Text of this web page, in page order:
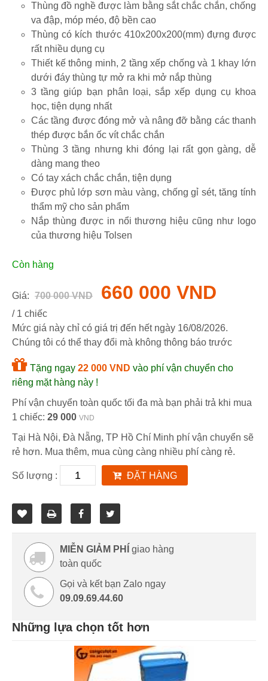
Thùng đồ nghề được làm bằng sắt chắc chắn, chống
va đập, móp méo, độ bền cao
Thùng có kích thước 410x200x200(mm) đựng được
rất nhiều dụng cụ
Thiết kế thông minh, 2 tầng xếp chống và 1 khay lớn
dưới đáy thùng tự mở ra khi mở nắp thùng
3 tầng giúp bạn phân loại, sắp xếp dụng cụ khoa
học, tiện dụng nhất
Các tầng được đóng mở và nâng đỡ bằng các thanh
thép được bắn ốc vít chắc chắn
Thùng 3 tầng nhưng khi đóng lại rất gọn gàng, dễ
dàng mang theo
Có tay xách chắc chắn, tiện dụng
Được phủ lớp sơn màu vàng, chống gỉ sét, tăng tính
thẩm mỹ cho sản phẩm
Nắp thùng được in nổi thương hiệu cũng như logo
của thương hiệu Tolsen
Còn hàng
Giá: 700 000 VND 660 000 VND
/ 1 chiếc
Mức giá này chỉ có giá trị đến hết ngày 16/08/2026.
Chúng tôi có thể thay đổi mà không thông báo trước
Tặng ngay 22 000 VND vào phí vận chuyển cho
riêng mặt hàng này !
Phí vận chuyển toàn quốc tối đa mà bạn phải trả khi mua
1 chiếc: 29 000 VND
Tại Hà Nội, Đà Nẵng, TP Hồ Chí Minh phí vận chuyển sẽ
rẻ hơn. Mua thêm, mua cùng càng nhiều phí càng rẻ.
Số lượng : ĐẶT HÀNG
MIỄN GIẢM PHÍ
giao hàng
toàn quốc
Gọi và kết bạn Zalo ngay
09.09.69.44.60
Những lựa chọn tốt hơn